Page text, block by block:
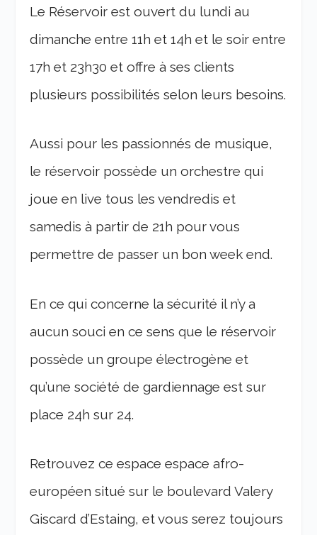
Le Réservoir est ouvert du lundi au
dimanche entre 11h et 14h et le soir entre
17h et 23h30 et offre à ses clients
plusieurs possibilités selon leurs besoins.
Aussi pour les passionnés de musique,
le réservoir possède un orchestre qui
joue en live tous les vendredis et
samedis à partir de 21h pour vous
permettre de passer un bon week end.
En ce qui concerne la sécurité il n’y a
aucun souci en ce sens que le réservoir
possède un groupe électrogène et
qu’une société de gardiennage est sur
place 24h sur 24.
Retrouvez ce espace espace afro-
européen situé sur le boulevard Valery
Giscard d’Estaing, et vous serez toujours